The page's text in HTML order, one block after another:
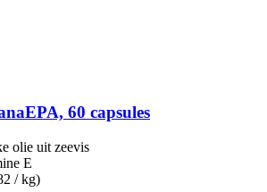
60 capsules
olie uit zeevis
E
/ kg)